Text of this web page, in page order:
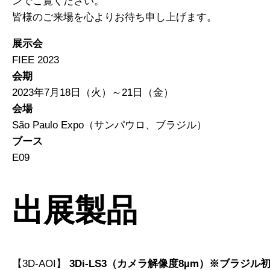
皆様のご来場を心よりお待ち申し上げます。
展示会
FIEE 2023
会期
2023年7月18日（火）～21日（金）
会場
São Paulo Expo（サンパウロ、ブラジル）
ブース
E09
出展製品
【3D-AOI】 3Di-LS3（カメラ解像度8µm）※ブラジル